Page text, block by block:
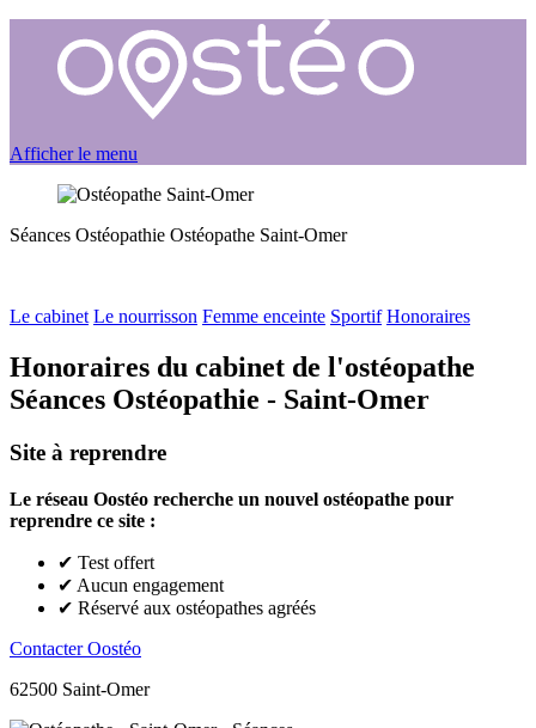
Afficher le menu
Séances Ostéopathie Ostéopathe Saint-Omer
Le cabinet Le nourrisson Femme enceinte Sportif Honoraires
Honoraires du cabinet de l'ostéopathe
Séances Ostéopathie - Saint-Omer
Site à reprendre
Le réseau Oostéo recherche un nouvel ostéopathe pour
reprendre ce site :
✔ Test offert
✔ Aucun engagement
✔ Réservé aux ostéopathes agréés
Contacter Oostéo
62500 Saint-Omer